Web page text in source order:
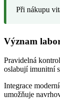
Při nákupu
Význam
Pravidelná
oslabují imunitní
Integrace
umožňuje